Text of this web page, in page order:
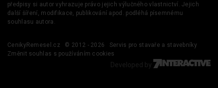
předpisy si autor vyhrazuje právo jejich výlučného vlastnictví. Jejich
další šíření, modifikace, publikování apod. podléhá písemnému
souhlasu autora.
CenikyRemesel.cz © 2012 - 2026
Servis pro stavaře a stavebníky
Změnit souhlas s používáním cookies
Developed by